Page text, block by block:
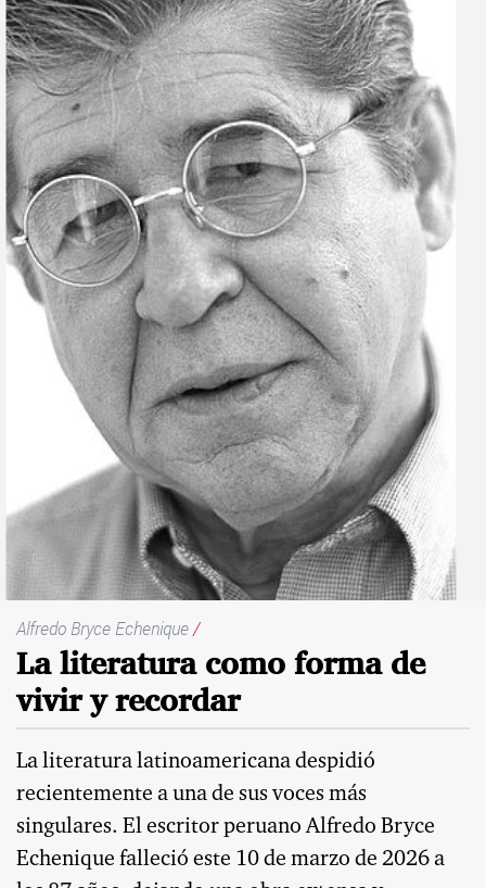
Alfredo Bryce Echenique/
La literatura como forma de
vivir y recordar
La literatura latinoamericana despidió
recientemente a una de sus voces más
singulares. El escritor peruano Alfredo Bryce
Echenique falleció este 10 de marzo de 2026 a